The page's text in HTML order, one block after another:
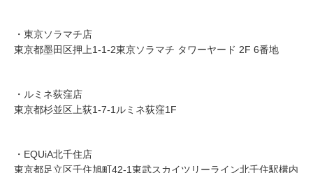
・東京ソラマチ店
東京都墨田区押上1-1-2東京ソラマチ タワーヤード 2F 6番地
・ルミネ荻窪店
東京都杉並区上荻1-7-1ルミネ荻窪1F
・EQUiA北千住店
東京都足立区千住旭町42-1東武スカイツリーライン北千住駅構内